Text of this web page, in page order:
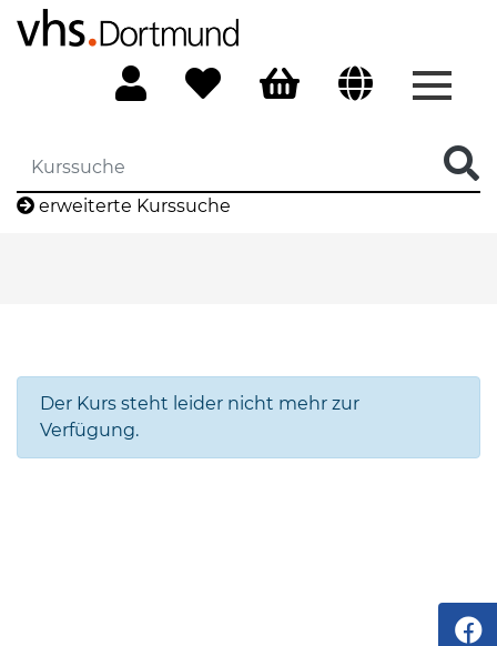
erweiterte Kurssuche
Der Kurs steht leider nicht mehr zur
Verfügung.